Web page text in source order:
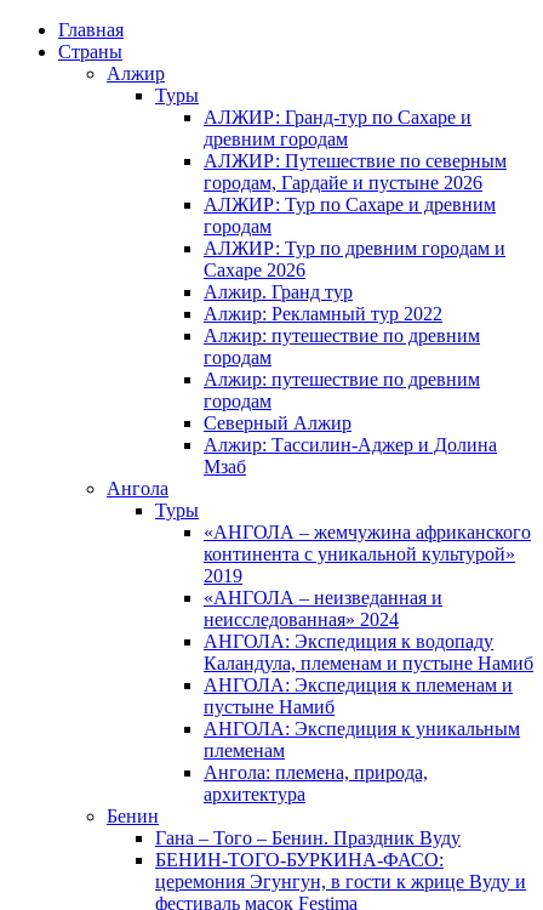
Главная
Страны
Алжир
Туры
АЛЖИР: Гранд-тур по Сахаре и
древним городам
АЛЖИР: Путешествие по северным
городам, Гардайе и пустыне 2026
АЛЖИР: Тур по Сахаре и древним
городам
АЛЖИР: Тур по древним городам и
Сахаре 2026
Алжир. Гранд тур
Алжир: Рекламный тур 2022
Алжир: путешествие по древним
городам
Алжир: путешествие по древним
городам
Северный Алжир
Алжир: Тассилин-Аджер и Долина
Мзаб
Ангола
Туры
«АНГОЛА – жемчужина африканского
континента с уникальной культурой»
2019
«АНГОЛА – неизведанная и
неисследованная» 2024
АНГОЛА: Экспедиция к водопаду
Каландула, племенам и пустыне Намиб
АНГОЛА: Экспедиция к племенам и
пустыне Намиб
АНГОЛА: Экспедиция к уникальным
племенам
Ангола: племена, природа,
архитектура
Бенин
Гана – Того – Бенин. Праздник Вуду
БЕНИН-ТОГО-БУРКИНА-ФАСО:
церемония Эгунгун, в гости к жрице Вуду и
фестиваль масок Festima